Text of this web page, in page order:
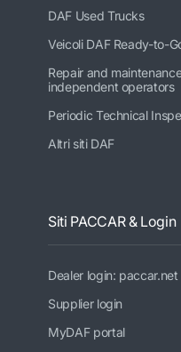
DAF Used Trucks
Veicoli DAF Ready-to-
Repair and
independent operators
Periodic Technical
Altri siti DAF
Siti PACCAR & Login
Dealer login: paccar.net
Supplier login
MyDAF portal